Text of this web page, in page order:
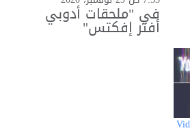
المعياري لـ Adobe
After Effects CC.
تحويل أي لقطات
في "ملحقات أدوبي
أفتر إفكتس"